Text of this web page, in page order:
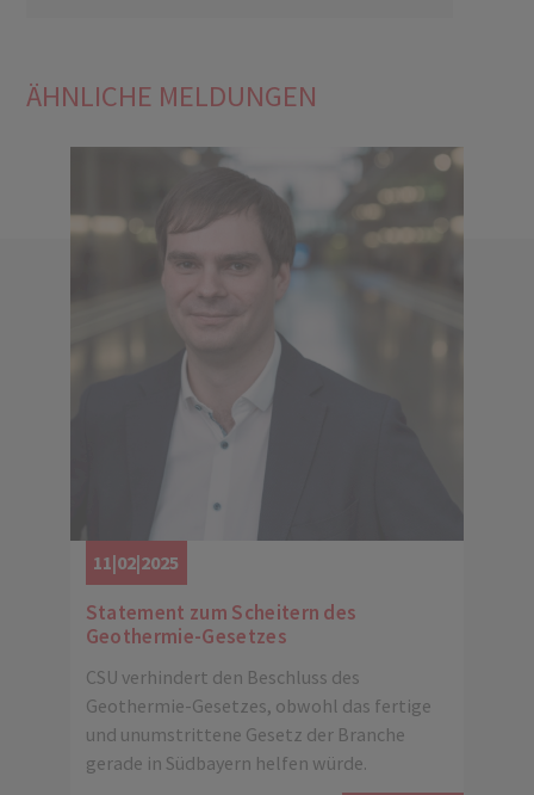
ÄHNLICHE MELDUNGEN
11|02|2025
Statement zum Scheitern des
Geothermie-Gesetzes
CSU verhindert den Beschluss des
Geothermie-Gesetzes, obwohl das fertige
und unumstrittene Gesetz der Branche
gerade in Südbayern helfen würde.